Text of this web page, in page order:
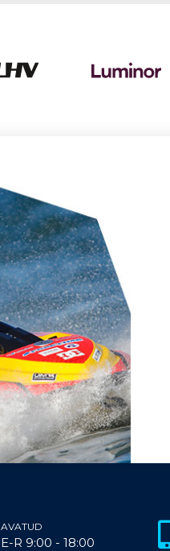
AVATUD
E-R 9:00 - 18:00